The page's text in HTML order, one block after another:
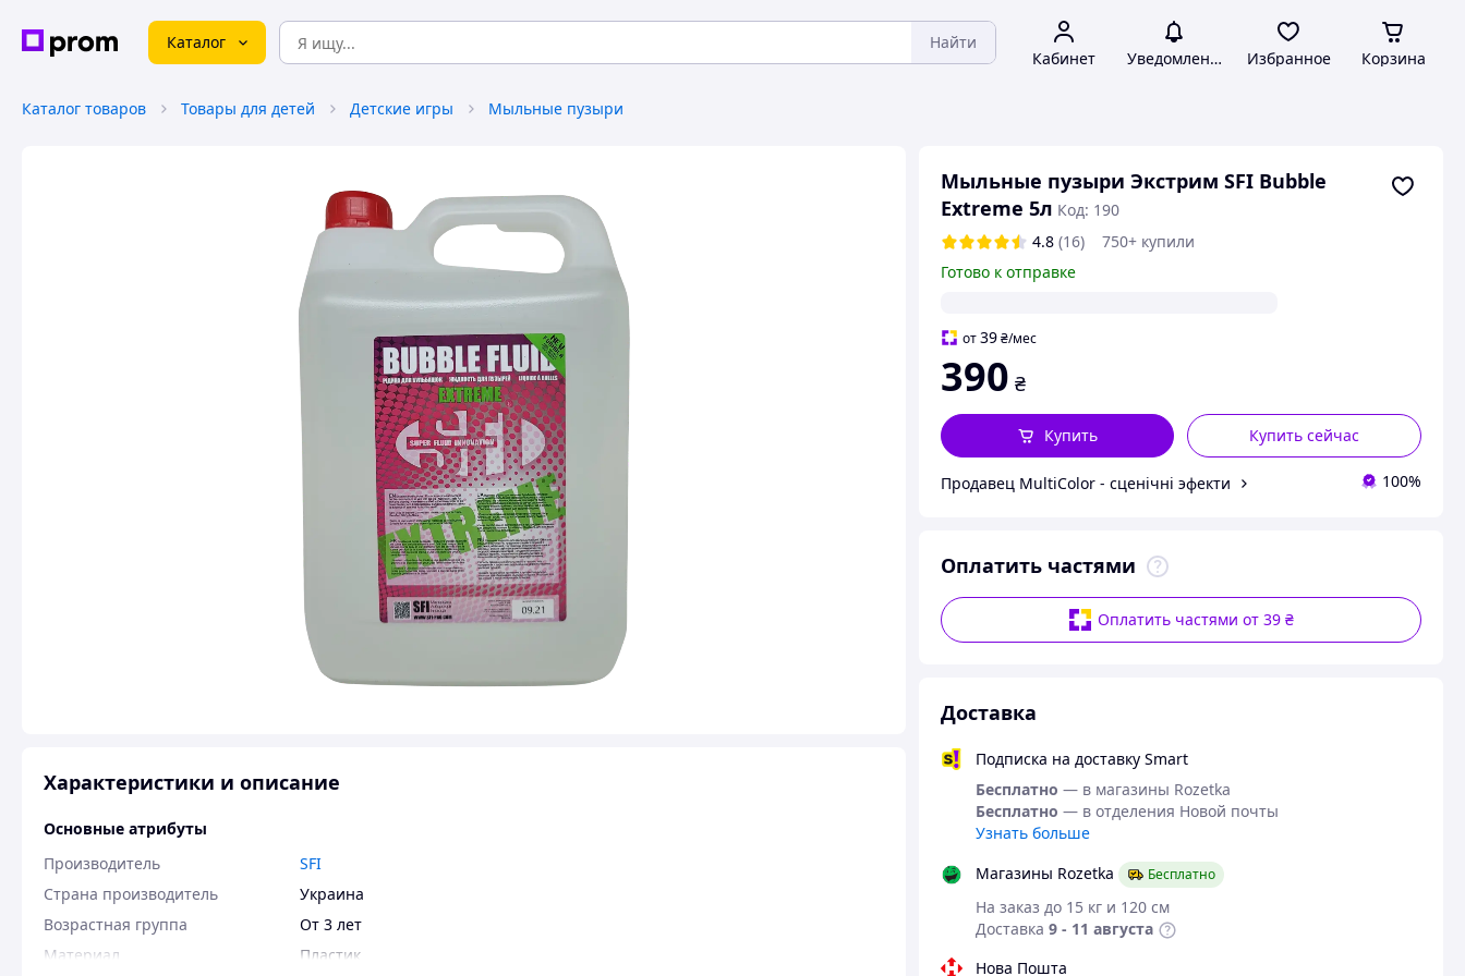
Каталог Найти
Кабинет Уведомления Избранное Корзина
Каталог товаров Товары для детей Детские игры Мыльные пузыри
Мыльные пузыри Экстрим SFI Bubble
Extreme 5л Код: 190
4.8 (16)
750+ купили
Готово к отправке
от39 ₴/мес
390 ₴
Купить сейчас
Купить
Продавец MultiColor - сценічні эфекти 100%
Оплатить частями
Оплатить частями от 39 ₴
Доставка
Подписка на доставку Smart
Бесплатно — в магазины Rozetka
Бесплатно — в отделения Новой почты
Узнать больше
Магазины Rozetka
Бесплатно
На заказ до 15 кг и 120 см
Доставка 9 - 11 августа
Нова Пошта
Характеристики и описание
Основные атрибуты
Производитель
SFI
Страна производитель
Украина
Возрастная группа
От 3 лет
Материал
Пластик